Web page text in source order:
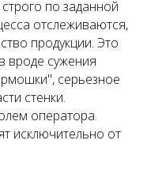
по заданной
отслеживаются,
продукции. Это
вроде сужения
серьезное
стенки.
оператора.
исключительно от